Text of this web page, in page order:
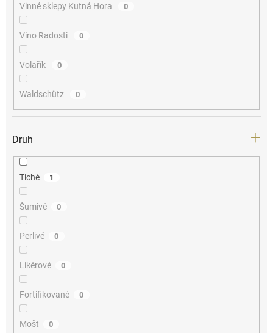
Vinné sklepy Kutná Hora 0
Víno Radosti 0
Volařík 0
Waldschütz 0
Druh
Tiché 1
Šumivé 0
Perlivé 0
Likérové 0
Fortifikované 0
Mošt 0